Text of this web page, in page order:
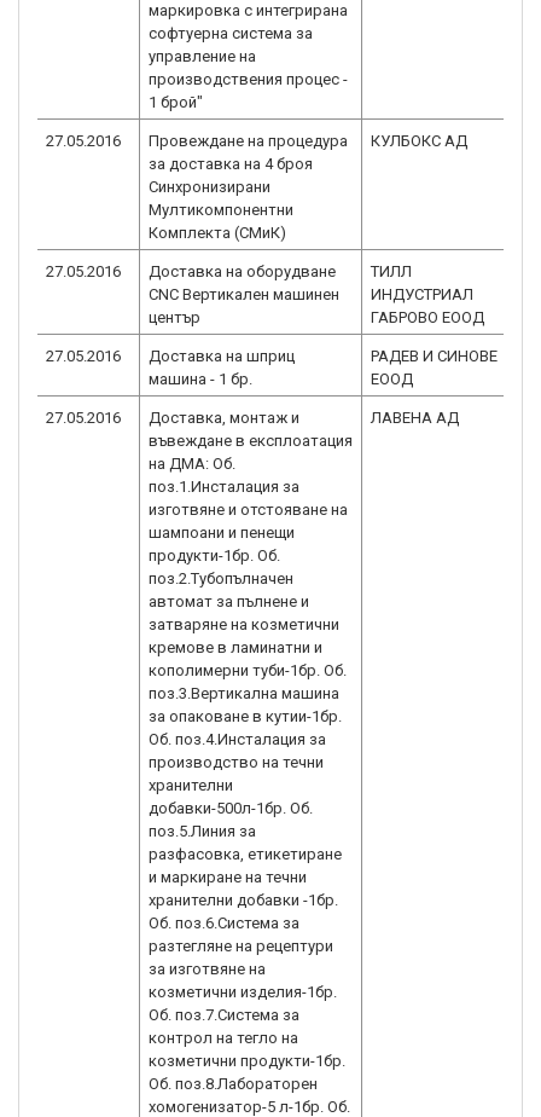
маркировка с интегрирана
софтуерна система за
управление на
производствения процес -
1 брой"
27.05.2016
Провеждане на процедура
за доставка на 4 броя
Синхронизирани
Мултикомпонентни
Комплекта (СМиК)
КУЛБОКС АД
27.05.2016
Доставка на оборудване
CNC Вертикален машинен
център
ТИЛЛ
ИНДУСТРИАЛ
ГАБРОВО ЕООД
27.05.2016
Доставка на шприц
машина - 1 бр.
РАДЕВ И СИНОВЕ
ЕООД
27.05.2016
Доставка, монтаж и
въвеждане в експлоатация
на ДМА: Об.
поз.1.Инсталация за
изготвяне и отстояване на
шампоани и пенещи
продукти-1бр. Об.
поз.2.Тубопълначен
автомат за пълнене и
затваряне на козметични
кремове в ламинатни и
кополимерни туби-1бр. Об.
поз.3.Вертикална машина
за опаковане в кутии-1бр.
Об. поз.4.Инсталация за
производство на течни
хранителни
добавки-500л-1бр. Об.
поз.5.Линия за
разфасовка, етикетиране
и маркиране на течни
хранителни добавки -1бр.
Об. поз.6.Система за
разтегляне на рецептури
за изготвяне на
козметични изделия-1бр.
Об. поз.7.Система за
контрол на тегло на
козметични продукти-1бр.
Об. поз.8.Лабораторен
хомогенизатор-5 л-1бр. Об.
ЛАВЕНА АД